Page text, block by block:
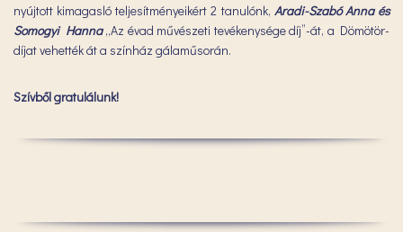
nyújtott kimagasló teljesítményeikért 2 tanulónk, Aradi-Szabó Anna és
Somogyi Hanna„Az évad művészeti tevékenysége díj”-át, a Dömötör-
díjat vehették át a színház gálaműsorán.
Szívből gratulálunk!